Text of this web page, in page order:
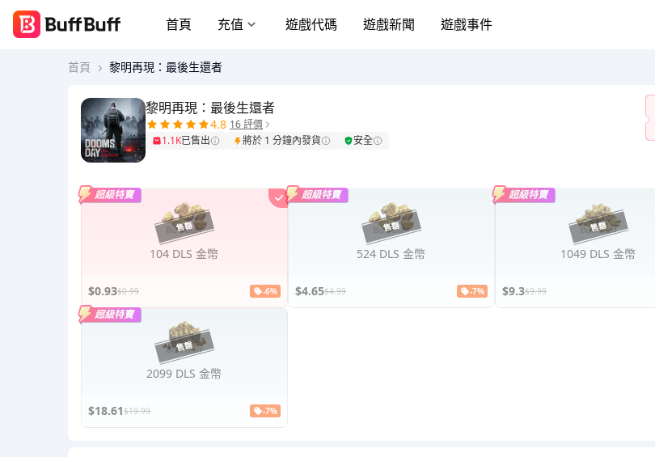
首頁 充值 遊戲代碼 遊戲新聞 遊戲事件
首頁 黎明再現：最後生還者
黎明再現：最後生還者
4.8 16 評價
1.1K已售出 將於 1 分鐘內發貨 安全
104 DLS 金幣
$0.93$0.99 -6%
超級特賣
524 DLS 金幣
$4.65$4.99 -7%
超級特賣
1049 DLS 金幣
$9.3$9.99
超級特賣
2099 DLS 金幣
$18.61$19.99 -7%
超級特賣